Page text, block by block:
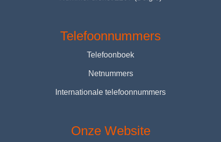
Telefoonnummers
Telefoonboek
Netnummers
Internationale telefoonnummers
Onze Website